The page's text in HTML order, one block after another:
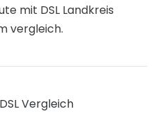
mit DSL Landkreis
vergleich.
Vergleich